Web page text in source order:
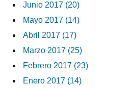
Junio 2017 (20)
Mayo 2017 (14)
Abril 2017 (17)
Marzo 2017 (25)
Febrero 2017 (23)
Enero 2017 (14)